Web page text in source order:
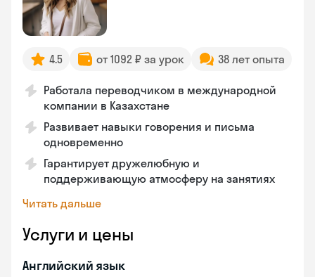
4.5 от 1092 ₽ за урок 38 лет опыта
Работала переводчиком в международной
компании в Казахстане
Развивает навыки говорения и письма
одновременно
Гарантирует дружелюбную и
поддерживающую атмосферу на занятиях
Читать дальше
Услуги и цены
Английский язык